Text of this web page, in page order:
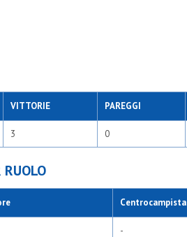
VITTORIE PAREGGI
3 0
Centrocampista
-